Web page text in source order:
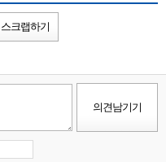
스크랩하기